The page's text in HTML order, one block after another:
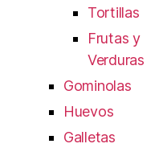
Tortillas
Frutas y
Verduras
Gominolas
Huevos
Galletas